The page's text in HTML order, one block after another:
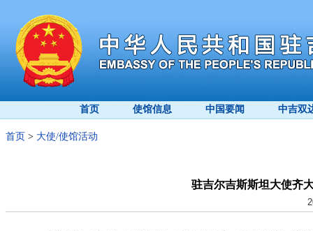
首页 使馆信息 中国要闻 中吉双
首页 > 大使/使馆活动
驻吉尔吉斯斯坦大使齐